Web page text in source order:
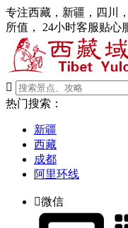
专注西藏，新疆，四川
所值， 24小时客服贴心

热门搜索：
新疆
西藏
成都
阿里环线
微信